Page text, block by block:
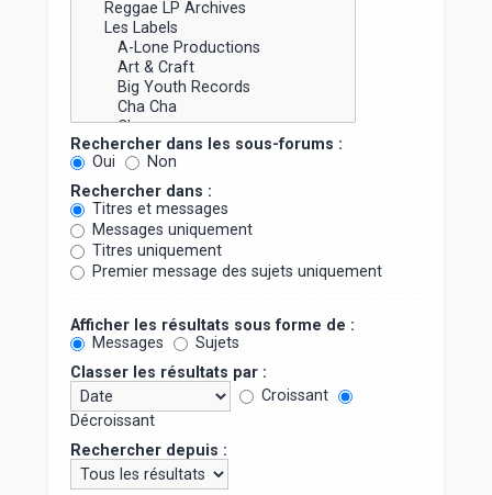
Rechercher dans les sous-forums :
Oui
Non
Rechercher dans :
Titres et messages
Messages uniquement
Titres uniquement
Premier message des sujets uniquement
Afficher les résultats sous forme de :
Messages
Sujets
Classer les résultats par :
Croissant
Décroissant
Rechercher depuis :